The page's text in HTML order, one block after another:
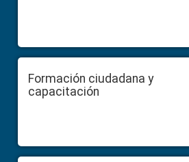
Formación ciudadana y
capacitación